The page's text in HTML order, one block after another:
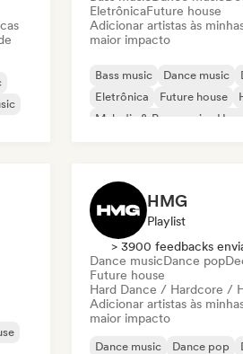
EletrônicaFuture house
Adicionar artistas às
maior impacto
Bass music Dance music
Eletrônica
Future house
Melodic & Progressive
HMG
Playlist
> 3900 feedbacks
Dance musicDance pop
Future house
Hard Dance / Hardcore /
Adicionar artistas às
maior impacto
Dance music Dance pop